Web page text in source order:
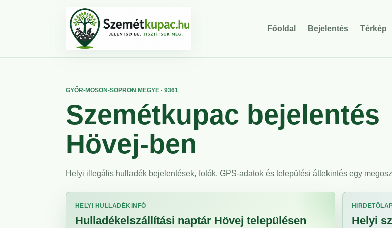
Főoldal Bejelentés Térkép
GYŐR-MOSON-SOPRON MEGYE · 9361
Szemétkupac bejelentés
Hövej-ben
Helyi illegális hulladék bejelentések, fotók, GPS-adatok és települési áttekintés egy
HELYI HULLADÉKINFÓ
Hulladékelszállítási naptár Hövej településen Helyi